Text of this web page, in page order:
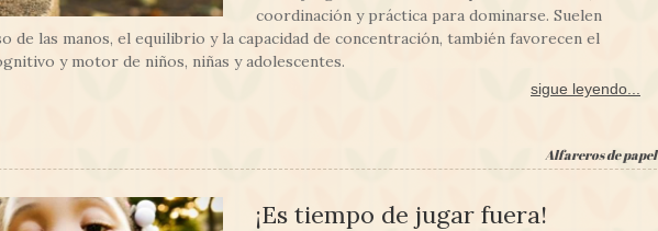
coordinación y práctica para dominarse. Suelen
de las manos, el equilibrio y la capacidad de concentración, también favorecen el
y motor de niños, niñas y adolescentes.
sigue leyendo...
Alfareros de papel
¡Es tiempo de jugar fuera!